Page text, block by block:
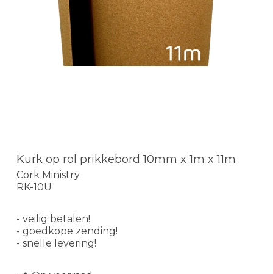
Kurk op rol prikkebord 10mm x 1m x 11m
Cork Ministry
RK-10U
- veilig betalen!
- goedkope zending!
- snelle levering!